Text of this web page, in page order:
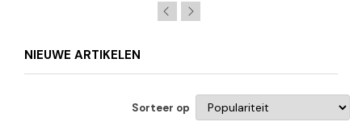
NIEUWE ARTIKELEN
Sorteer op